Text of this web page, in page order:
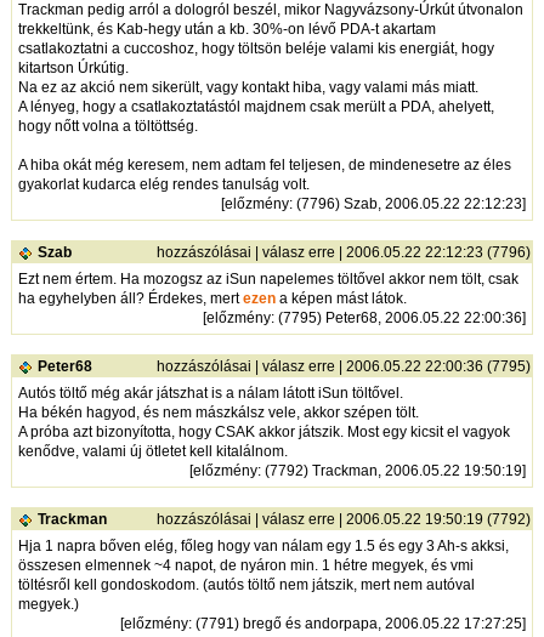
Trackman pedig arról a dologról beszél, mikor Nagyvázsony-Úrkút útvonalon
trekkeltünk, és Kab-hegy után a kb. 30%-on lévő PDA-t akartam
csatlakoztatni a cuccoshoz, hogy töltsön beléje valami kis energiát, hogy
kitartson Úrkútig.
Na ez az akció nem sikerült, vagy kontakt hiba, vagy valami más miatt.
A lényeg, hogy a csatlakoztatástól majdnem csak merült a PDA, ahelyett,
hogy nőtt volna a töltöttség.
A hiba okát még keresem, nem adtam fel teljesen, de mindenesetre az éles
gyakorlat kudarca elég rendes tanulság volt.
[előzmény: (7796) Szab, 2006.05.22 22:12:23]
Szab hozzászólásai válasz erre | 2006.05.22 22:12:23 (7796)
Ezt nem értem. Ha mozogsz az iSun napelemes töltővel akkor nem tölt, csak
ha egyhelyben áll? Érdekes, mertezena képen mást látok.
[előzmény: (7795) Peter68, 2006.05.22 22:00:36]
Peter68 hozzászólásai válasz erre | 2006.05.22 22:00:36 (7795)
Autós töltő még akár játszhat is a nálam látott iSun töltővel.
Ha békén hagyod, és nem mászkálsz vele, akkor szépen tölt.
A próba azt bizonyította, hogy CSAK akkor játszik. Most egy kicsit el vagyok
kenődve, valami új ötletet kell kitalálnom.
[előzmény: (7792) Trackman, 2006.05.22 19:50:19]
Trackman hozzászólásai válasz erre | 2006.05.22 19:50:19 (7792)
Hja 1 napra bőven elég, főleg hogy van nálam egy 1.5 és egy 3 Ah-s akksi,
összesen elmennek ~4 napot, de nyáron min. 1 hétre megyek, és vmi
töltésről kell gondoskodom. (autós töltő nem játszik, mert nem autóval
megyek.)
[előzmény: (7791) bregő és andorpapa, 2006.05.22 17:27:25]